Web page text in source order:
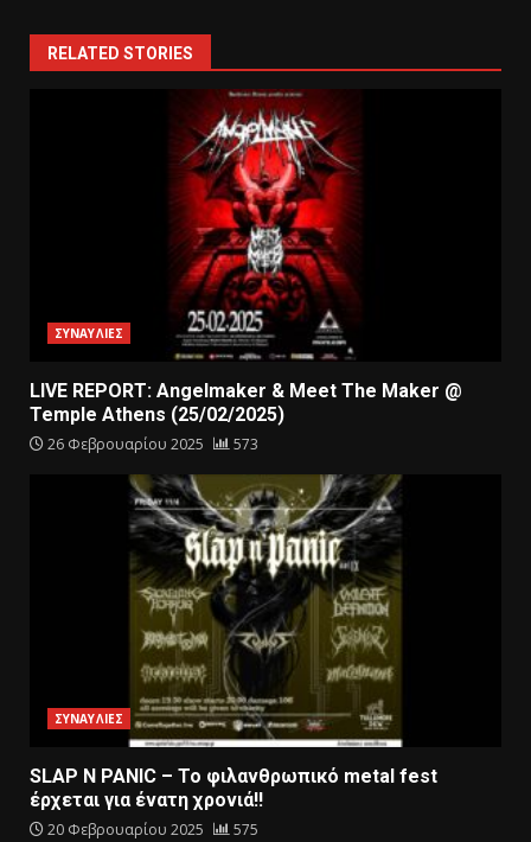
RELATED STORIES
ΣΥΝΑΥΛΙΕΣ
LIVE REPORT: Angelmaker & Meet The Maker @
Temple Athens (25/02/2025)
26 Φεβρουαρίου 2025 573
ΣΥΝΑΥΛΙΕΣ
SLAP N PANIC – Το φιλανθρωπικό metal fest
έρχεται για ένατη χρονιά!!
20 Φεβρουαρίου 2025 575